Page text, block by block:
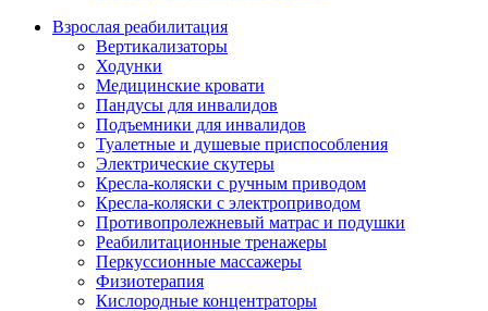
Взрослая реабилитация
Вертикализаторы
Ходунки
Медицинские кровати
Пандусы для инвалидов
Подъемники для инвалидов
Туалетные и душевые приспособления
Электрические скутеры
Кресла-коляски с ручным приводом
Кресла-коляски с электроприводом
Противопролежневый матрас и подушки
Реабилитационные тренажеры
Перкуссионные массажеры
Физиотерапия
Кислородные концентраторы